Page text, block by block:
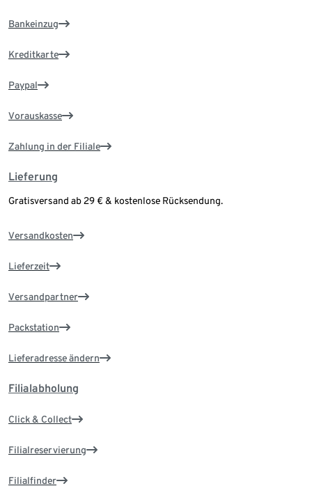
Bankeinzug
Kreditkarte
Paypal
Vorauskasse
Zahlung in der Filiale
Lieferung
Gratisversand ab 29 € & kostenlose Rücksendung.
Versandkosten
Lieferzeit
Versandpartner
Packstation
Lieferadresse ändern
Filialabholung
Click & Collect
Filialreservierung
Filialfinder